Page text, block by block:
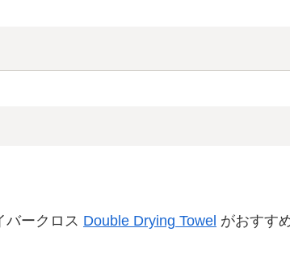
バークロス Double Drying Towel がおすす